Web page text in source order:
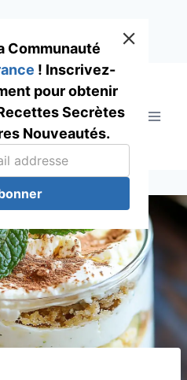
Communauté
! Inscrivez-
pour obtenir
Secrètes
Nouveautés.